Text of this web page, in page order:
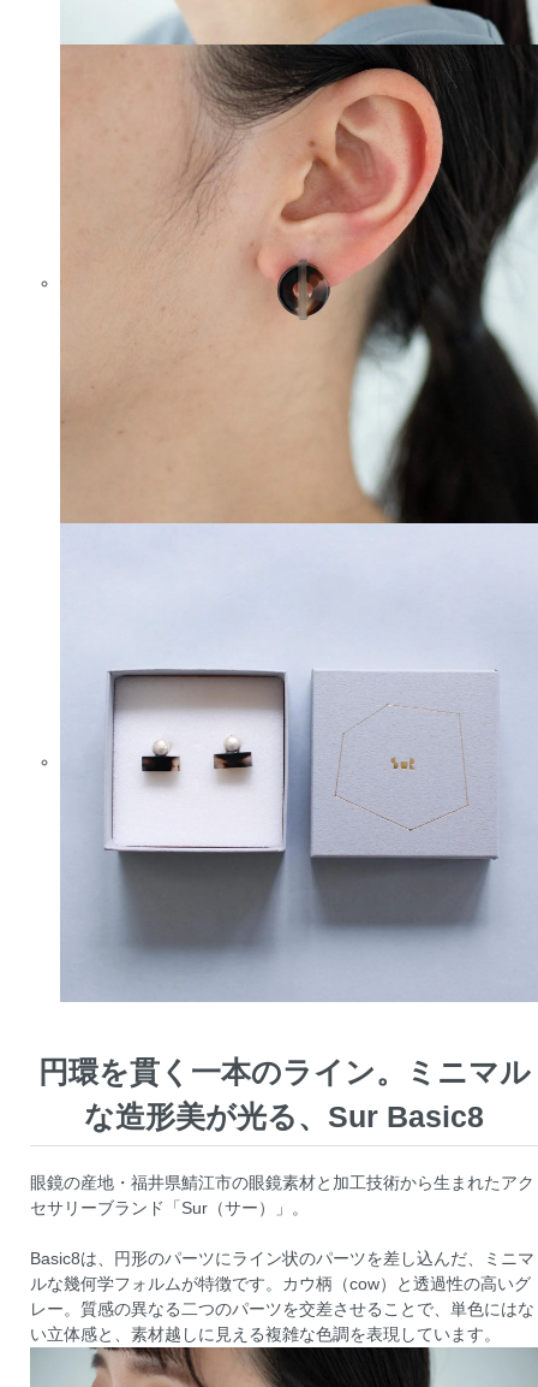
円環を貫く一本のライン。ミニマル
な造形美が光る、Sur Basic8
眼鏡の産地・福井県鯖江市の眼鏡素材と加工技術から生まれたアク
セサリーブランド「Sur（サー）」。
Basic8は、円形のパーツにライン状のパーツを差し込んだ、ミニマ
ルな幾何学フォルムが特徴です。カウ柄（cow）と透過性の高いグ
レー。質感の異なる二つのパーツを交差させることで、単色にはな
い立体感と、素材越しに見える複雑な色調を表現しています。